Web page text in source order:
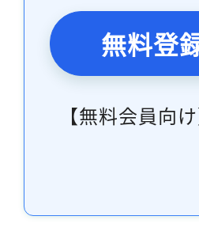
無料登
【無料会員向